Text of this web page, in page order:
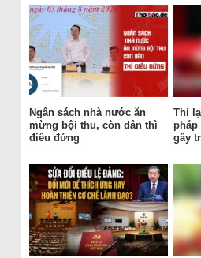
Ngân sách nhà nước ăn
mừng bội thu, còn dân thì
điêu đứng
Thi
pháp
gây